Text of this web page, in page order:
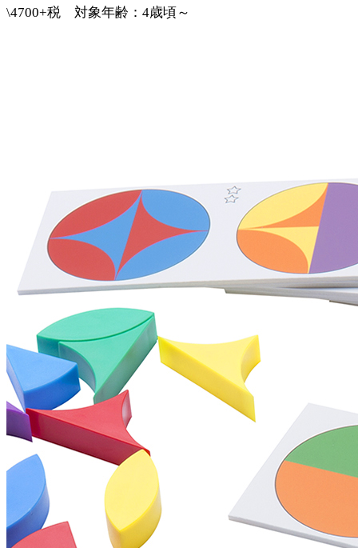
\4700+税 対象年齢：4歳頃～